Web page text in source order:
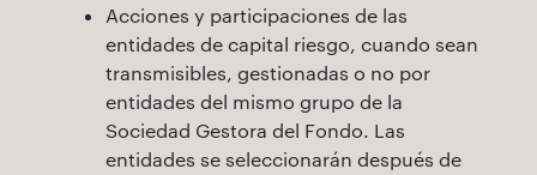
Acciones y participaciones de las
entidades de capital riesgo, cuando sean
transmisibles, gestionadas o no por
entidades del mismo grupo de la
Sociedad Gestora del Fondo. Las
entidades se seleccionarán después de